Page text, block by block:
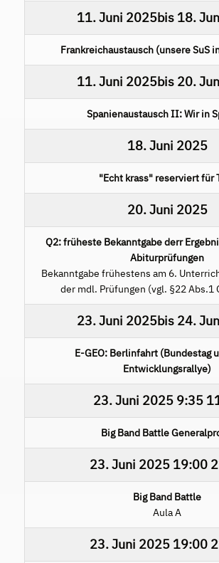
11. Juni 2025bis 18.
Frankreichaustausch (unsere SuS
11. Juni 2025bis 20.
Spanienaustausch II: Wir in
18. Juni 2025
"Echt krass" reserviert für
20. Juni 2025
Q2: früheste Bekanntgabe derr
Abiturprüfungen
Bekanntgabe frühestens am 6.
der mdl. Prüfungen (vgl. §22 Abs.1
23. Juni 2025bis 24.
E-GEO: Berlinfahrt (Bundestag
Entwicklungsrallye)
23. Juni 2025 9:35
Big Band Battle
23. Juni 202519:00
Big Band Battle
Aula A
23. Juni 202519:00